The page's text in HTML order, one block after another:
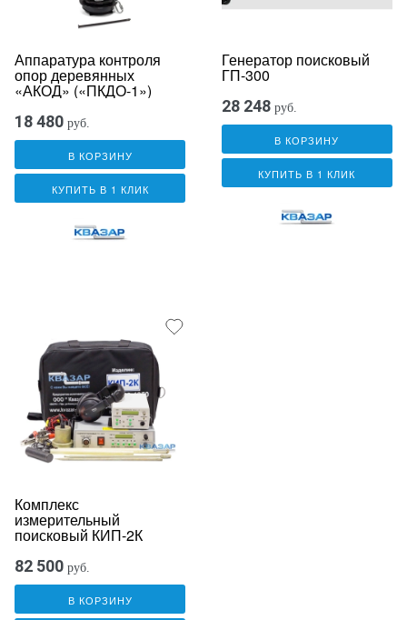
Аппаратура контроля
опор деревянных
«АКОД» («ПКДО-1»)
18 480 руб.
В КОРЗИНУ
КУПИТЬ В 1 КЛИК
Генератор поисковый
ГП-300
28 248 руб.
В КОРЗИНУ
КУПИТЬ В 1 КЛИК
Комплекс
измерительный
поисковый КИП-2К
82 500 руб.
В КОРЗИНУ